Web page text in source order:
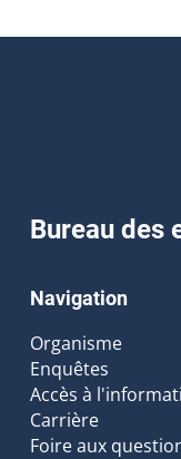
Bureau des
Navigation
Organisme
Enquêtes
Accès à
Carrière
Foire aux